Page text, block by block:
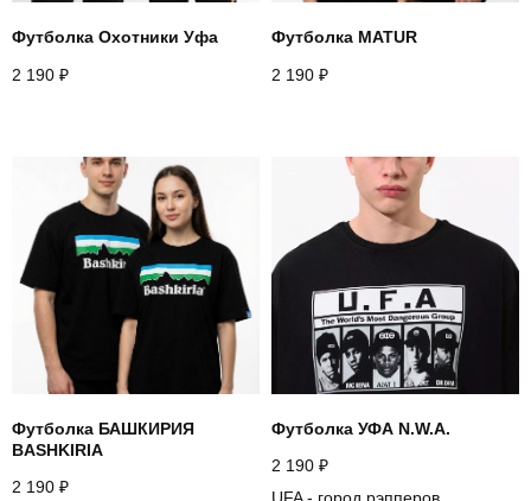
Футболка Охотники Уфа
2 190 ₽
Футболка MATUR
2 190 ₽
Футболка БАШКИРИЯ
BASHKIRIA
2 190 ₽
Футболка УФА N.W.A.
2 190 ₽